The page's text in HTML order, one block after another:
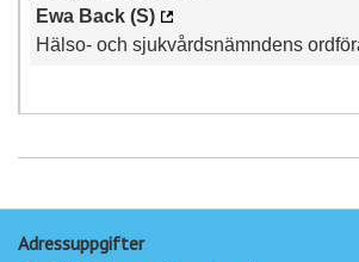
Ewa Back (S)
Hälso- och sjukvårdsnämndens
Adressuppgifter